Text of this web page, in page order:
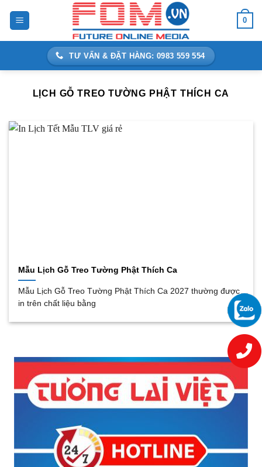
0
TƯ VẤN & ĐẶT HÀNG: 0983 559 554
LỊCH GỖ TREO TƯỜNG PHẬT THÍCH CA
Mẫu Lịch Gỗ Treo Tường Phật Thích Ca
Mẫu Lịch Gỗ Treo Tường Phật Thích Ca 2027 thường được
in trên chất liệu bằng